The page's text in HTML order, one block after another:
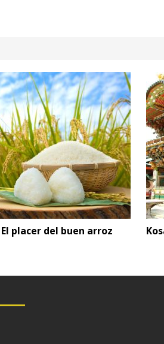
placer del buen arroz